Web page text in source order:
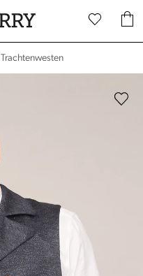
Trachtenwesten